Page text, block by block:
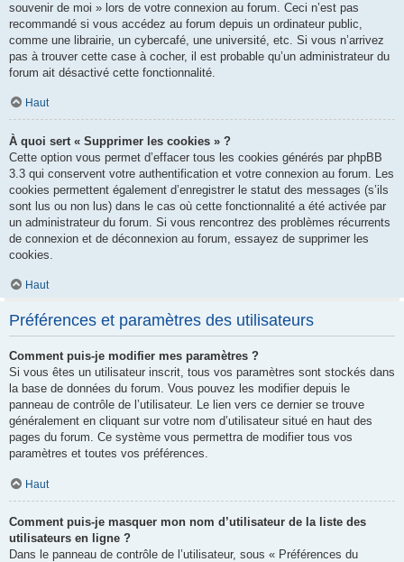
souvenir de moi » lors de votre connexion au forum. Ceci n’est pas
recommandé si vous accédez au forum depuis un ordinateur public,
comme une librairie, un cybercafé, une université, etc. Si vous n’arrivez
pas à trouver cette case à cocher, il est probable qu’un administrateur du
forum ait désactivé cette fonctionnalité.
Haut
À quoi sert « Supprimer les cookies » ?
Cette option vous permet d’effacer tous les cookies générés par phpBB
3.3 qui conservent votre authentification et votre connexion au forum. Les
cookies permettent également d’enregistrer le statut des messages (s’ils
sont lus ou non lus) dans le cas où cette fonctionnalité a été activée par
un administrateur du forum. Si vous rencontrez des problèmes récurrents
de connexion et de déconnexion au forum, essayez de supprimer les
cookies.
Haut
Préférences et paramètres des utilisateurs
Comment puis-je modifier mes paramètres ?
Si vous êtes un utilisateur inscrit, tous vos paramètres sont stockés dans
la base de données du forum. Vous pouvez les modifier depuis le
panneau de contrôle de l’utilisateur. Le lien vers ce dernier se trouve
généralement en cliquant sur votre nom d’utilisateur situé en haut des
pages du forum. Ce système vous permettra de modifier tous vos
paramètres et toutes vos préférences.
Haut
Comment puis-je masquer mon nom d’utilisateur de la liste des
utilisateurs en ligne ?
Dans le panneau de contrôle de l’utilisateur, sous « Préférences du